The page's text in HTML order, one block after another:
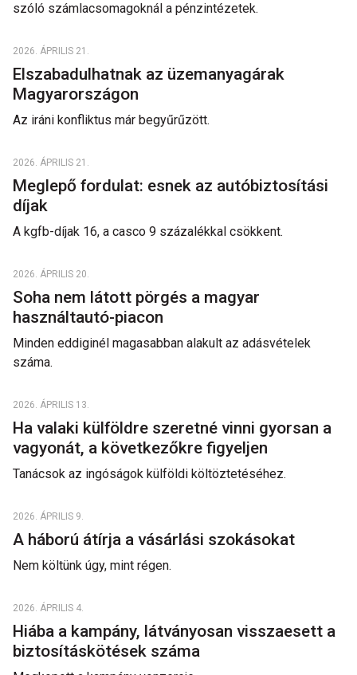
szóló számlacsomagoknál a pénzintézetek.
2026. ÁPRILIS 21.
Elszabadulhatnak az üzemanyagárak
Magyarországon
Az iráni konfliktus már begyűrűzött.
2026. ÁPRILIS 21.
Meglepő fordulat: esnek az autóbiztosítási
díjak
A kgfb-díjak 16, a casco 9 százalékkal csökkent.
2026. ÁPRILIS 20.
Soha nem látott pörgés a magyar
használtautó-piacon
Minden eddiginél magasabban alakult az adásvételek
száma.
2026. ÁPRILIS 13.
Ha valaki külföldre szeretné vinni gyorsan a
vagyonát, a következőkre figyeljen
Tanácsok az ingóságok külföldi költöztetéséhez.
2026. ÁPRILIS 9.
A háború átírja a vásárlási szokásokat
Nem költünk úgy, mint régen.
2026. ÁPRILIS 4.
Hiába a kampány, látványosan visszaesett a
biztosításkötések száma